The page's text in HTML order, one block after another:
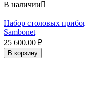
В наличии
Набор столовых
Sambonet
25 600.00 ₽
В корзину